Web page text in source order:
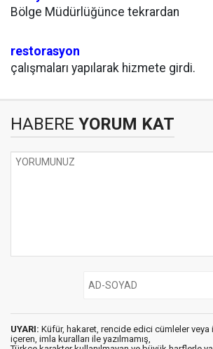
Bölge Müdürlüğünce tekrardan
restorasyon
çalışmaları yapılarak hizmete girdi.
HABERE YORUM KAT
UYARI: Küfür, hakaret, rencide edici cümleler veya
içeren, imla kuralları ile yazılmamış,